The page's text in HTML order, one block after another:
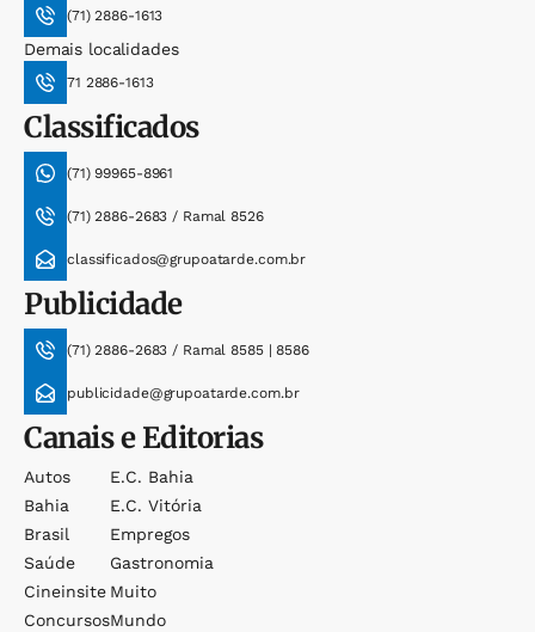
(71) 2886-1613
Demais localidades
71 2886-1613
Classificados
(71) 99965-8961
(71) 2886-2683 / Ramal 8526
classificados@grupoatarde.com.br
Publicidade
(71) 2886-2683 / Ramal 8585 | 8586
publicidade@grupoatarde.com.br
Canais e Editorias
Autos
Bahia
Brasil
Saúde
Cineinsite
Concursos
E.c. Bahia
E.c. Vitória
Empregos
Gastronomia
Muito
Mundo